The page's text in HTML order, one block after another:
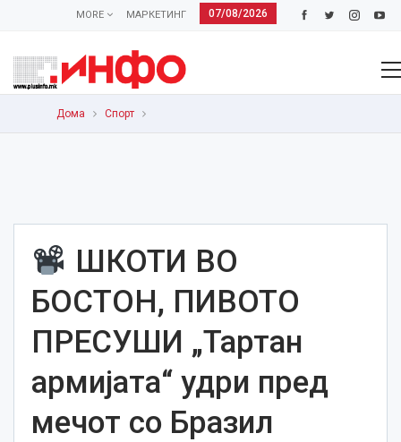
07/08/2026
МАРКЕТИНГ
MORE
Дома Спорт
ШКОТИ ВО
БОСТОН, ПИВОТО
ПРЕСУШИ „Тартан
армијата“ удри пред
мечот со Бразил